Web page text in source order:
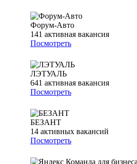
Форум-Авто
141 активная вакансия
Посмотреть
ЛЭТУАЛЬ
641 активная вакансия
Посмотреть
БЕЗАНТ
14 активных вакансий
Посмотреть